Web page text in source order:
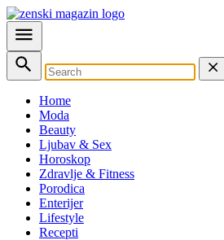
Home
Moda
Beauty
Ljubav & Sex
Horoskop
Zdravlje & Fitness
Porodica
Enterijer
Lifestyle
Recepti